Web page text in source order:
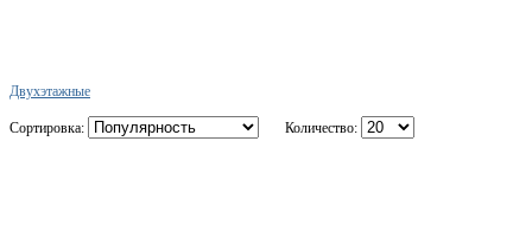
Двухэтажные
Сортировка: Количество: